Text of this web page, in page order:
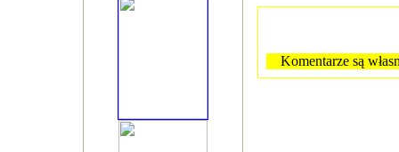
Komentarze są